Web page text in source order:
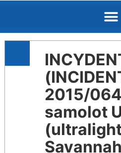
2015/
samolot